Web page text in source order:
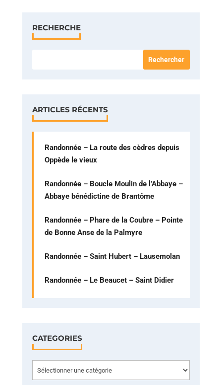
RECHERCHE
ARTICLES RÉCENTS
Randonnée – La route des cèdres depuis
Oppède le vieux
Randonnée – Boucle Moulin de l’Abbaye –
Abbaye bénédictine de Brantôme
Randonnée – Phare de la Coubre – Pointe
de Bonne Anse de la Palmyre
Randonnée – Saint Hubert – Lausemolan
Randonnée – Le Beaucet – Saint Didier
CATEGORIES